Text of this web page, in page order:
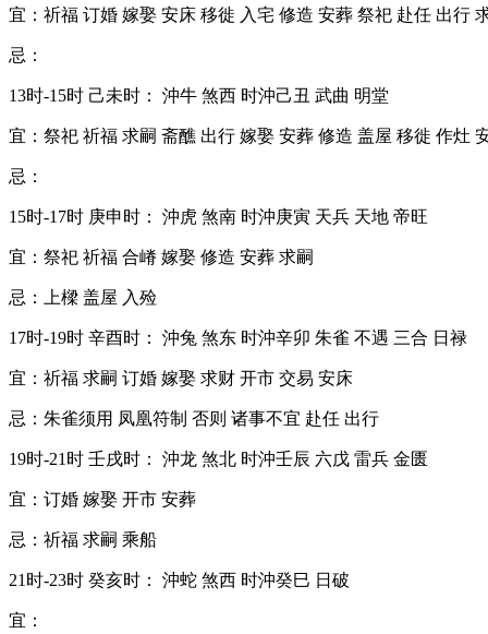
宜：祈福 订婚 嫁娶 安床 移徙 入宅 修造 安葬 祭祀 赴任 出行
忌：
13时-15时 己未时： 沖牛 煞西 时沖己丑 武曲 明堂
宜：祭祀 祈福 求嗣 斋醮 出行 嫁娶 安葬 修造 盖屋 移徙 作灶
忌：
15时-17时 庚申时： 沖虎 煞南 时沖庚寅 天兵 天地 帝旺
宜：祭祀 祈福 合嵴 嫁娶 修造 安葬 求嗣
忌：上樑 盖屋 入殓
17时-19时 辛酉时： 沖兔 煞东 时沖辛卯 朱雀 不遇 三合 日禄
宜：祈福 求嗣 订婚 嫁娶 求财 开市 交易 安床
忌：朱雀须用 凤凰符制 否则 诸事不宜 赴任 出行
19时-21时 壬戌时： 沖龙 煞北 时沖壬辰 六戊 雷兵 金匮
宜：订婚 嫁娶 开市 安葬
忌：祈福 求嗣 乘船
21时-23时 癸亥时： 沖蛇 煞西 时沖癸巳 日破
宜：